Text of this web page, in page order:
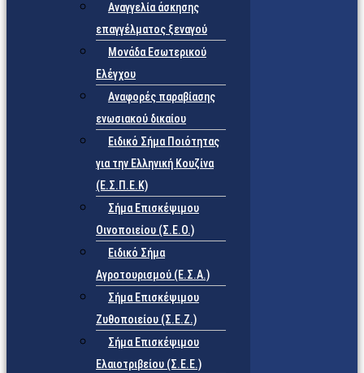
Αναγγελία άσκησης
επαγγέλματος ξεναγού
Μονάδα Εσωτερικού
Ελέγχου
Αναφορές παραβίασης
ενωσιακού δικαίου
Ειδικό Σήμα Ποιότητας
για την Ελληνική Κουζίνα
(Ε.Σ.Π.Ε.Κ)
Σήμα Επισκέψιμου
Οινοποιείου (Σ.Ε.Ο.)
Ειδικό Σήμα
Αγροτουρισμού (Ε.Σ.Α.)
Σήμα Επισκέψιμου
Ζυθοποιείου (Σ.Ε.Ζ.)
Σήμα Επισκέψιμου
Ελαιοτριβείου (Σ.Ε.Ε.)